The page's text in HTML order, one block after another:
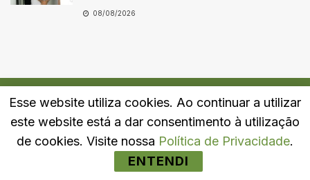
08/08/2026
Quem Somos Fale Conosco Política de Privacidade
Esse website utiliza cookies. Ao continuar a utilizar
este website está a dar consentimento à utilização
de cookies. Visite nossa Política de Privacidade.
ENTENDI